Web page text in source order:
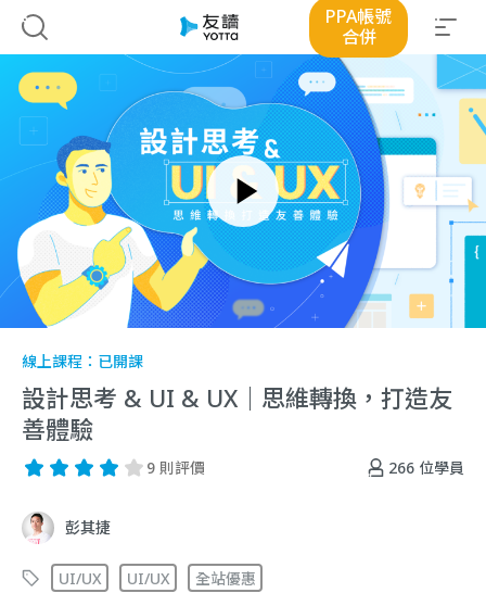
PPA帳號
合併
線上課程： 已開課
設計思考 & UI & UX｜思維轉換，打造友
善體驗
266 位學員
9 則評價
彭其捷
UI/UX UI/UX 全站優惠